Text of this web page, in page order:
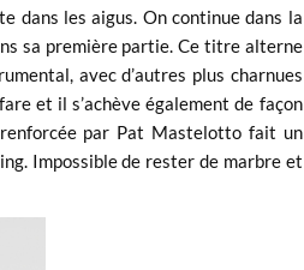
dans les aigus. On continue dans la
sa première partie. Ce titre alterne
avec d’autres plus charnues
et il s’achève également de façon
par Pat Mastelotto fait un
Impossible de rester de marbre et